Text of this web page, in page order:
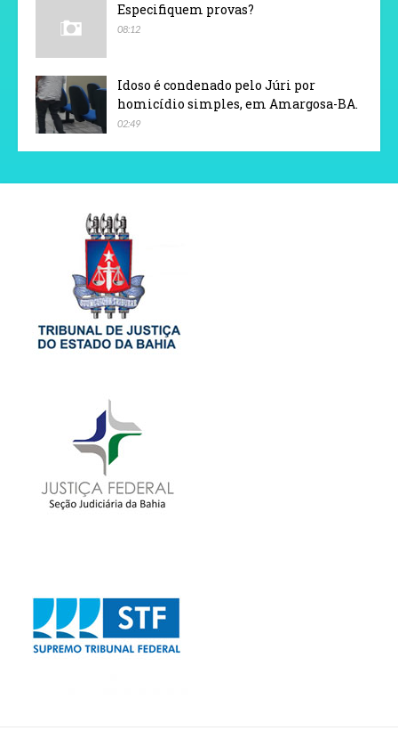
Especifiquem provas?
08:12
Idoso é condenado pelo Júri por
homicídio simples, em Amargosa-BA.
02:49